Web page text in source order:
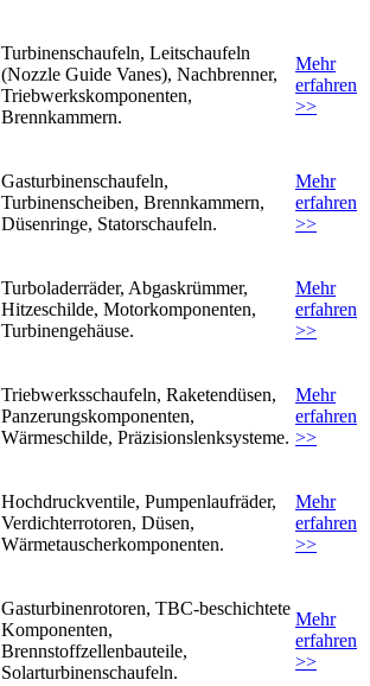
Turbinenschaufeln, Leitschaufeln
(Nozzle Guide Vanes), Nachbrenner,
Triebwerkskomponenten,
Brennkammern.
Mehr
erfahren
>>
Gasturbinenschaufeln,
Turbinenscheiben, Brennkammern,
Düsenringe, Statorschaufeln.
Mehr
erfahren
>>
Turboladerräder, Abgaskrümmer,
Hitzeschilde, Motorkomponenten,
Turbinengehäuse.
Mehr
erfahren
>>
Triebwerksschaufeln, Raketendüsen,
Panzerungskomponenten,
Wärmeschilde, Präzisionslenksysteme.
Mehr
erfahren
>>
Hochdruckventile, Pumpenlaufräder,
Verdichterrotoren, Düsen,
Wärmetauscherkomponenten.
Mehr
erfahren
>>
Gasturbinenrotoren, TBC-beschichtete
Komponenten,
Brennstoffzellenbauteile,
Solarturbinenschaufeln.
Mehr
erfahren
>>